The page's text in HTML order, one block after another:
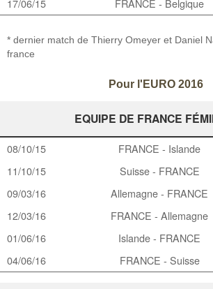
17/06/15 FRANCE - Belgique
* dernier match de Thierry Omeyer et Daniel
france
Pour l'EURO 2016
EQUIPE DE FRANCE
08/10/15 FRANCE - Islande
11/10/15
Suisse - FRANCE
09/03/16 Allemagne - FRANCE
12/03/16 FRANCE - Allemagne
01/06/16
Islande - FRANCE
04/06/16 FRANCE - Suisse